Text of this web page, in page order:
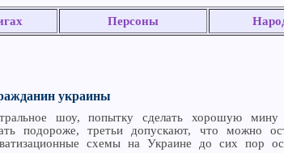
Персоны
украины
шоу, попытку сделать хорошую
подороже, третьи допускают, что
схемы на Украине до сих пор